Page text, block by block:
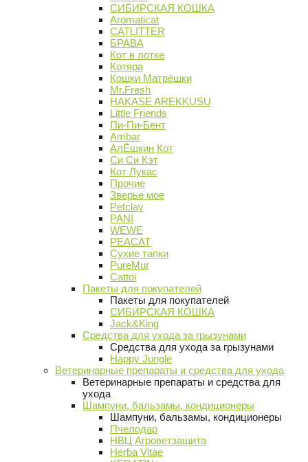
СИБИРСКАЯ КОШКА
Aromaticat
CATLITTER
БРАВА
Кот в лотке
Котяра
Кошки Матрёшки
Mr.Fresh
HAKASE AREKKUSU
Little Friends
Пи-Пи-Бент
Ambar
АлЁшкин Кот
Си Си Кэт
Кот Лукас
Прочие
Зверье мое
Petclay
PANI
WEWE
PEACAT
Сухие тапки
PureMur
Cattoi
Пакеты для покупателей
Пакеты для покупателей
СИБИРСКАЯ КОШКА
Jack&King
Средства для ухода за грызунами
Средства для ухода за грызунами
Happy Jungle
Ветеринарные препараты и средства для ухода
Ветеринарные препараты и средства для
ухода
Шампуни, бальзамы, кондиционеры
Шампуни, бальзамы, кондиционеры
Пчелодар
НВЦ Агроветзащита
Herba Vitae